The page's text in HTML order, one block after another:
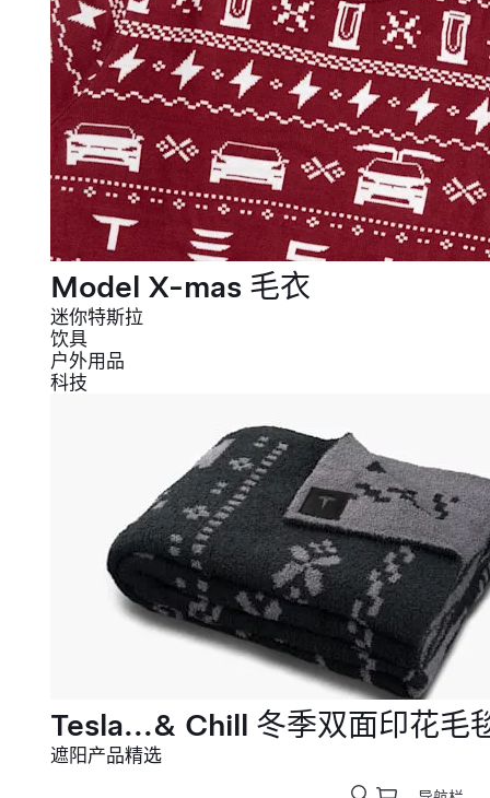
Model X-mas 毛衣
迷你特斯拉
饮具
户外用品
科技
Tesla...& Chill 冬季双面印花毛
遮阳产品精选